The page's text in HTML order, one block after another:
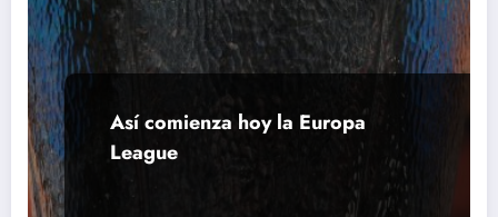
Así comienza hoy la Europa
League